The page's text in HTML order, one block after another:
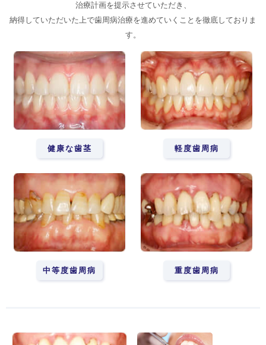
治療計画を提示させていただき、
納得していただいた上で歯周病治療を進めていくことを徹底しておりま
す。
健康な歯茎 軽度歯周病
中等度歯周病 重度歯周病